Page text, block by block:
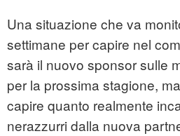
Una situazione che va
settimane per capire nel
sarà il nuovo sponsor sulle
per la prossima stagione,
capire quanto realmente
nerazzurri dalla nuova